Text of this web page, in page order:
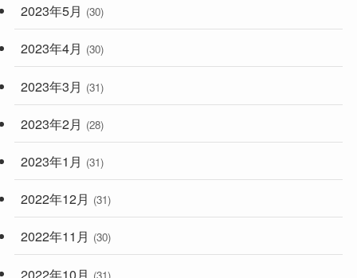
2023年5月 (30)
2023年4月 (30)
2023年3月 (31)
2023年2月 (28)
2023年1月 (31)
2022年12月 (31)
2022年11月 (30)
2022年10月 (31)